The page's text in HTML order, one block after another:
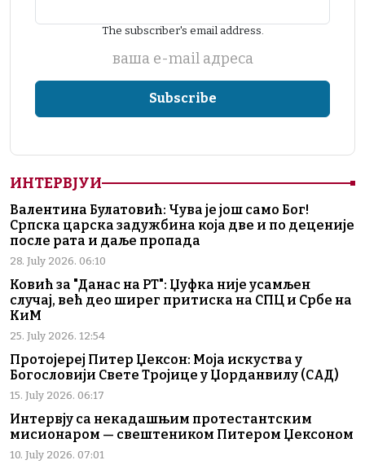
The subscriber's email address.
ваша е-mail адреса
ИНТЕРВЈУИ
Валентина Булатовић: Чува је још само Бог!
Српска царска задужбина која две и по деценије
после рата и даље пропада
28. July 2026. 06:10
Ковић за "Данас на РТ": Џуфка није усамљен
случај, већ део ширег притиска на СПЦ и Србе на
КиМ
25. July 2026. 12:54
Протојереј Питер Џексон: Моја искуства у
Богословији Свете Тројице у Џорданвилу (САД)
15. July 2026. 06:17
Интервју са некадашњим протестантским
мисионаром — свештеником Питером Џексоном
10. July 2026. 07:01